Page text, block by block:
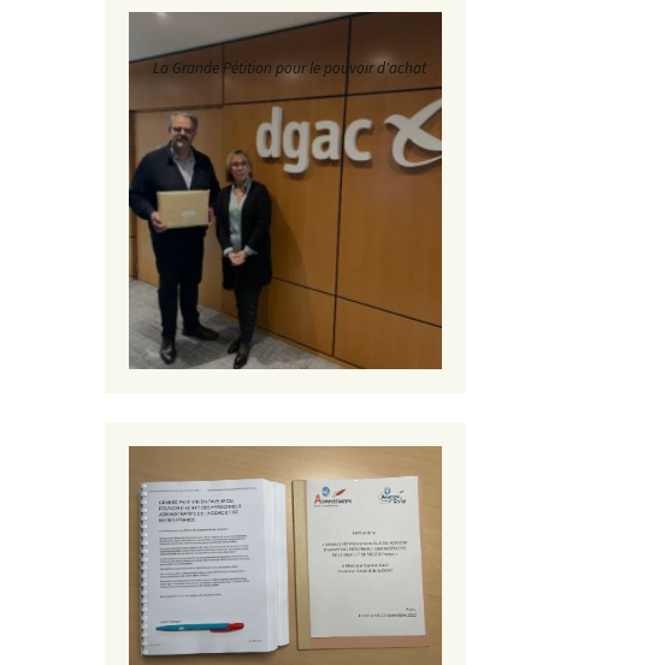
La Grande Pétition pour le pouvoir d'achat